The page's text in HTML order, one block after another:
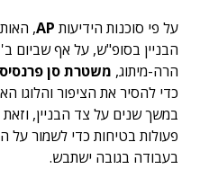
על פי סוכנות הידיעות AP
הבניין בסופ"ש, על אף שביום
הרה-מיתוג, משטרת סן
כדי להסיר את הציפור והלוגו
במשך שנים על צד הבניין,
פעולות בטיחות כדי לשמור
בעבודה בגובה ישתבש.